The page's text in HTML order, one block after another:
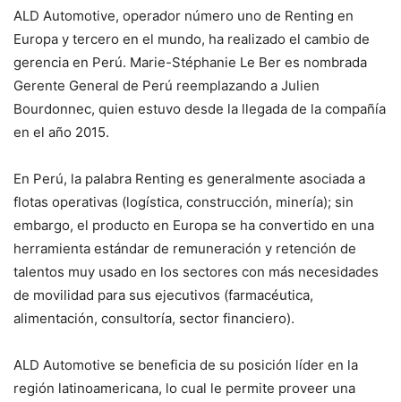
ALD Automotive, operador número uno de Renting en
Europa y tercero en el mundo, ha realizado el cambio de
gerencia en Perú. Marie-Stéphanie Le Ber es nombrada
Gerente General de Perú reemplazando a Julien
Bourdonnec, quien estuvo desde la llegada de la compañía
en el año 2015.
En Perú, la palabra Renting es generalmente asociada a
flotas operativas (logística, construcción, minería); sin
embargo, el producto en Europa se ha convertido en una
herramienta estándar de remuneración y retención de
talentos muy usado en los sectores con más necesidades
de movilidad para sus ejecutivos (farmacéutica,
alimentación, consultoría, sector financiero).
ALD Automotive se beneficia de su posición líder en la
región latinoamericana, lo cual le permite proveer una